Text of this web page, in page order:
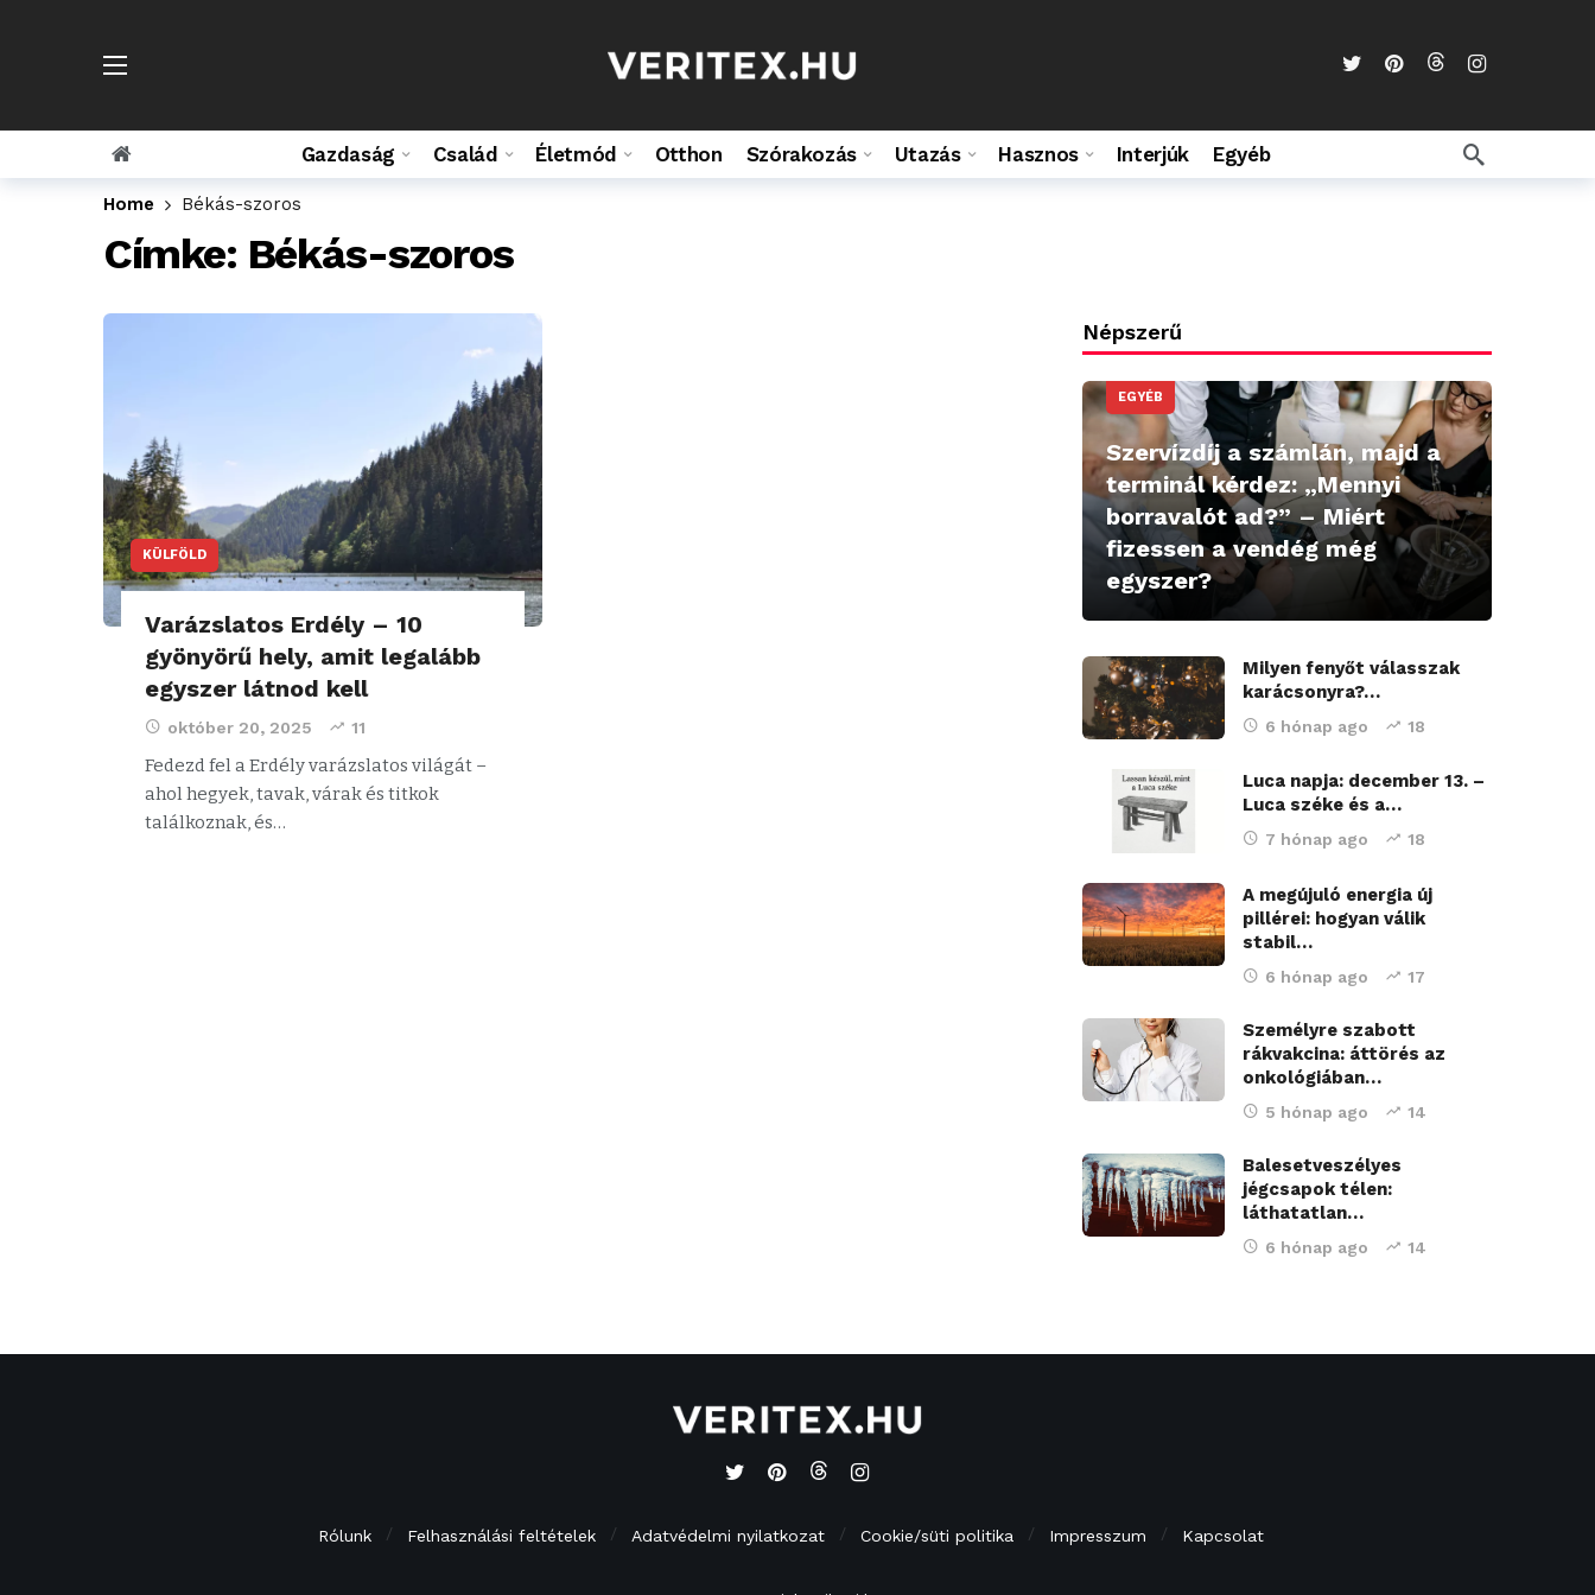
Gazdaság Család Életmód Otthon Szórakozás Utazás Hasznos Interjúk Egyéb
Home Békás-szoros
Címke: Békás-szoros
KÜLFÖLD
Varázslatos Erdély – 10
gyönyörű hely, amit legalább
egyszer látnod kell
október 20, 2025 11
Fedezd fel a Erdély varázslatos világát –
ahol hegyek, tavak, várak és titkok
találkoznak, és…
Népszerű
EGYÉB
Szervízdíj a számlán, majd a
terminál kérdez: „Mennyi
borravalót ad?” – Miért
fizessen a vendég még
egyszer?
Milyen fenyőt válasszak
karácsonyra?…
6 hónap ago 18
Luca napja: december 13. –
Luca széke és a…
7 hónap ago 18
A megújuló energia új
pillérei: hogyan válik
stabil…
6 hónap ago 17
Személyre szabott
rákvakcina: áttörés az
onkológiában…
5 hónap ago 14
Balesetveszélyes
jégcsapok télen:
láthatatlan…
6 hónap ago 14
Rólunk Felhasználási feltételek Adatvédelmi nyilatkozat Cookie/süti politika Impresszum Kapcsolat